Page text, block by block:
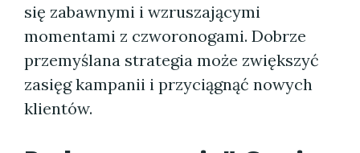
się zabawnymi i wzruszającymi
momentami z czworonogami. Dobrze
przemyślana strategia może zwiększyć
zasięg kampanii i przyciągnąć nowych
klientów.